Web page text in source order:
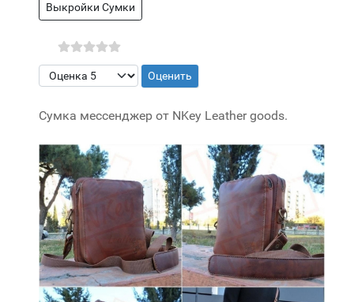
Выкройки Сумки
Пожалуйста, оцените
Сумка мессенджер от NKey Leather goods.